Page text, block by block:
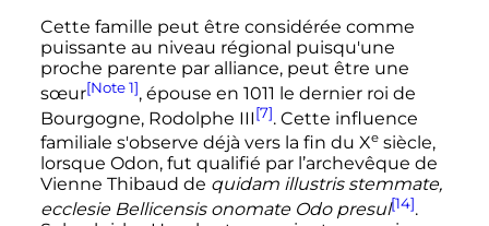
Cette famille peut être considérée comme
puissante au niveau régional puisqu'une
proche parente par alliance, peut être une
sœur[Note 1], épouse en 1011 le dernier roi de
Bourgogne, Rodolphe III[7]. Cette influence
familiale s'observe déjà vers la fin du Xe siècle,
lorsque Odon, fut qualifié par l’archevêque de
Vienne Thibaud de quidam illustris stemmate,
ecclesie Bellicensis onomate Odo presul[14].